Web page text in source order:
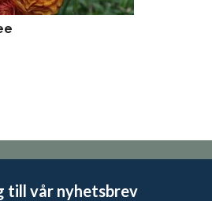
till vår nyhetsbrev